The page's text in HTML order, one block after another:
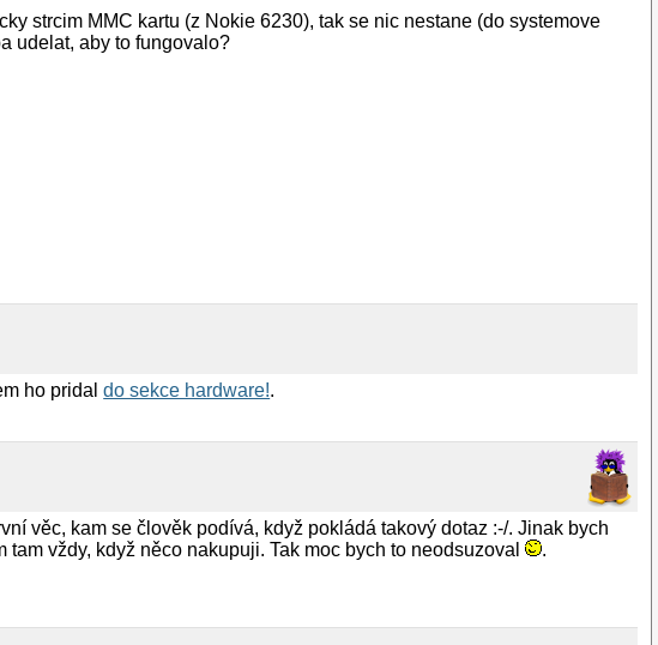
strcim MMC kartu (z Nokie 6230), tak se nic nestane (do systemove
udelat, aby to fungovalo?
ho pridaldo sekce hardware!.
věc, kam se člověk podívá, když pokládá takový dotaz :-/. Jinak bych
vždy, když něco nakupuji. Tak moc bych to neodsuzoval
.